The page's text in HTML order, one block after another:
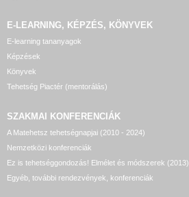
E-LEARNING, KÉPZÉS, KÖNYVEK
E-learning tananyagok
Képzések
Könyvek
Tehetség Piactér (mentorálás)
SZAKMAI KONFERENCIÁK
A Matehetsz tehetségnapjai (2010 - 2024)
Nemzetközi konferenciák
Ez is tehetséggondozás! Elmélet és módszerek (2013)
Egyéb, további rendezvények, konferenciák